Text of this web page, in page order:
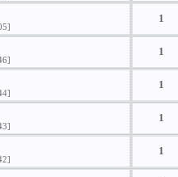
1
1
1
1
1